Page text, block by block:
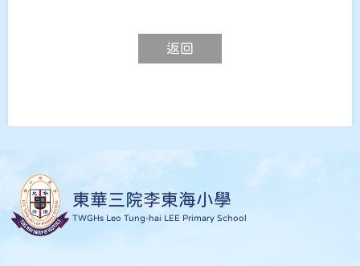
返回
東華三院李東海小學
TWGHs Leo Tung-hai LEE Primary School